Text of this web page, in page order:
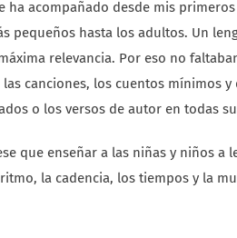
ha acompañado desde mis
pequeños hasta los adultos. Un
relevancia. Por eso no
canciones, los cuentos mínimos
o los versos de autor en todas
que enseñar a las niñas y niños
la cadencia, los tiempos y la